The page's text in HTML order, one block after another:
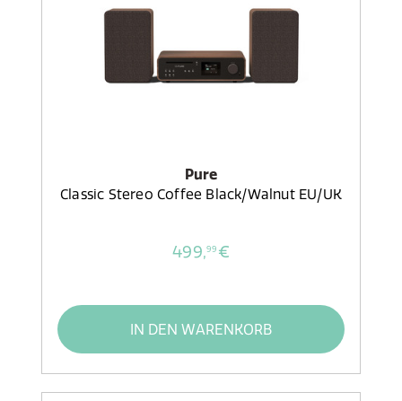
Pure
Classic Stereo Coffee Black/Walnut EU/UK
499,99 €
IN DEN WARENKORB